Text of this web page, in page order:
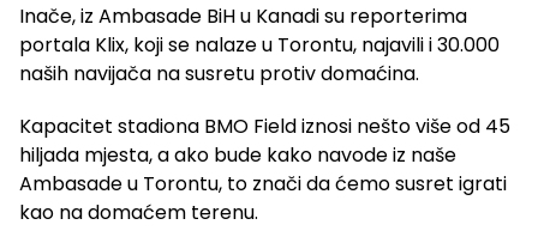
Inače, iz Ambasade BiH u Kanadi su reporterima
portala Klix, koji se nalaze u Torontu, najavili i 30.000
naših navijača na susretu protiv domaćina.
Kapacitet stadiona BMO Field iznosi nešto više od 45
hiljada mjesta, a ako bude kako navode iz naše
Ambasade u Torontu, to znači da ćemo susret igrati
kao na domaćem terenu.